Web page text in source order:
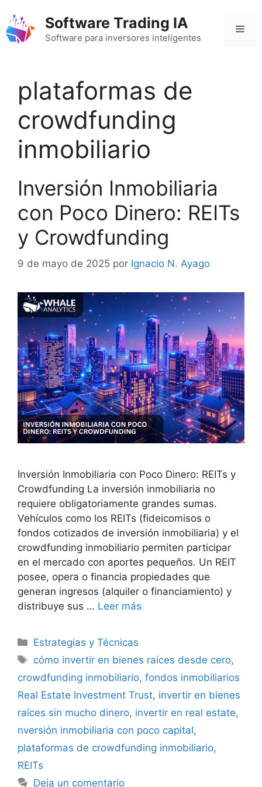
contenido
Software Trading IA
Software para inversores inteligentes
plataformas de
crowdfunding
inmobiliario
Inversión Inmobiliaria
con Poco Dinero: REITs
y Crowdfunding
9 de mayo de 2025 por Ignacio N. Ayago
Inversión Inmobiliaria con Poco Dinero: REITs y
Crowdfunding La inversión inmobiliaria no
requiere obligatoriamente grandes sumas.
Vehículos como los REITs (fideicomisos o
fondos cotizados de inversión inmobiliaria) y el
crowdfunding inmobiliario permiten participar
en el mercado con aportes pequeños. Un REIT
posee, opera o financia propiedades que
generan ingresos (alquiler o financiamiento) y
distribuye sus … Leer más
Categorías
Estrategias y Técnicas
Etiquetas
cómo invertir en bienes raíces desde cero,
crowdfunding inmobiliario, fondos inmobiliarios
Real Estate Investment Trust, invertir en bienes
raíces sin mucho dinero, invertir en real estate,
nversión inmobiliaria con poco capital,
plataformas de crowdfunding inmobiliario,
REITs
Deja un comentario